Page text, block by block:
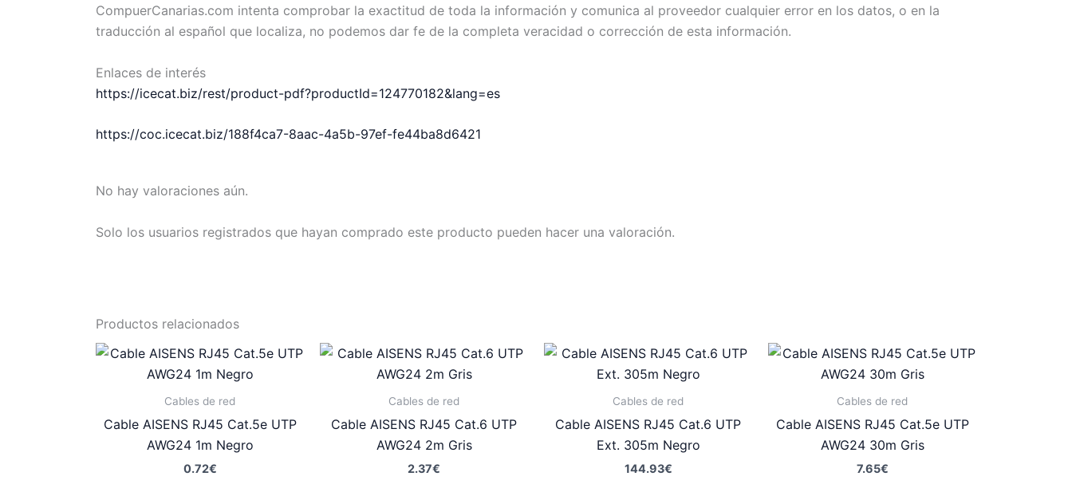
CompuerCanarias.com intenta comprobar la exactitud de toda la información y comunica al proveedor cualquier error en los datos, o en la
traducción al español que localiza, no podemos dar fe de la completa veracidad o corrección de esta información.
Enlaces de interés
https://icecat.biz/rest/product-pdf?productId=124770182&lang=es
https://coc.icecat.biz/188f4ca7-8aac-4a5b-97ef-fe44ba8d6421
No hay valoraciones aún.
Solo los usuarios registrados que hayan comprado este producto pueden hacer una valoración.
Productos relacionados
Cables de red
Cable AISENS RJ45 Cat.5e UTP
AWG24 1m Negro
0.72€
Cables de red
Cable AISENS RJ45 Cat.6 UTP
AWG24 2m Gris
2.37€
Cables de red
Cable AISENS RJ45 Cat.6 UTP
Ext. 305m Negro
144.93€
Cables de red
Cable AISENS RJ45 Cat.5e UTP
AWG24 30m Gris
7.65€